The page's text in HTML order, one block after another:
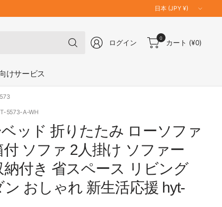
国
／
域
を
で
ログイン
0
カート (¥0)
けサービス
5573-A-WH
ッド 折りたたみ ローソファ
付 ソファ 2人掛け ソファー
納付き 省スペース リビング
ン おしゃれ 新生活応援 hyt-